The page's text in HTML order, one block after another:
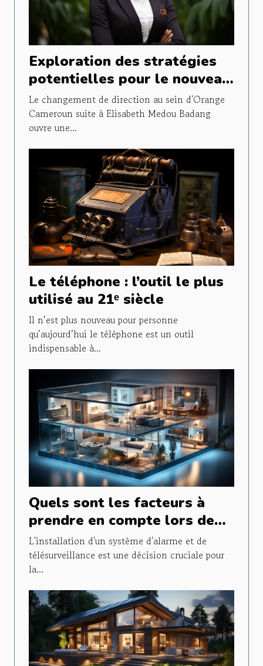
Exploration des stratégies
potentielles pour le nouveau
directeur général d'Orange
Cameroun suite à Elisabeth
Medou Badang
Le changement de direction au sein d'Orange
Cameroun suite à Elisabeth Medou Badang
ouvre une...
Le téléphone : l’outil le plus
utilisé au 21ᵉ siècle
Il n’est plus nouveau pour personne
qu’aujourd’hui le téléphone est un outil
indispensable à...
Quels sont les facteurs à
prendre en compte lors de
l'installation d'un système
d'alarme et de
télésurveillance ?
L'installation d'un système d'alarme et de
télésurveillance est une décision cruciale pour
la...